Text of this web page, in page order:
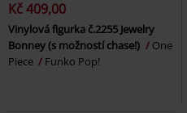
Kč 409,00
Vinylová figurka č.2255 Jewelry
Bonney (s možností chase!)
One
Piece
Funko Pop!